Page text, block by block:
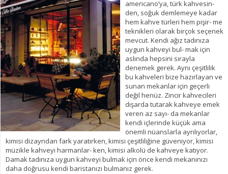
americano’ya, türk kahvesin-
den, soğuk demlemeye kadar
hem kahve türleri hem pişir- me
teknikleri olarak birçok seçenek
mevcut. Kendi ağız tadınıza
uygun kahveyi bul- mak için
aslında hepsini sırayla
denemek gerek. Aynı çeşitlilik
bu kahveleri bize hazırlayan ve
sunan mekanlar için geçerli
değil henüz. Zincir kahvecileri
dışarda tutarak kahveye emek
veren az sayı- da mekanlar
kendi içlerinde küçük ama
önemli nüanslarla ayrılıyorlar,
kimisi dizayndan fark yaratırken, kimisi çeşitliliğine güveniyor, kimisi
müzikle kahveyi harmanlar- ken, kimisi alkolü de kahveye katıyor.
Damak tadınıza uygun kahveyi bulmak için önce kendi mekanınızı
daha doğrusu kendi baristanızı bulmanız gerek.